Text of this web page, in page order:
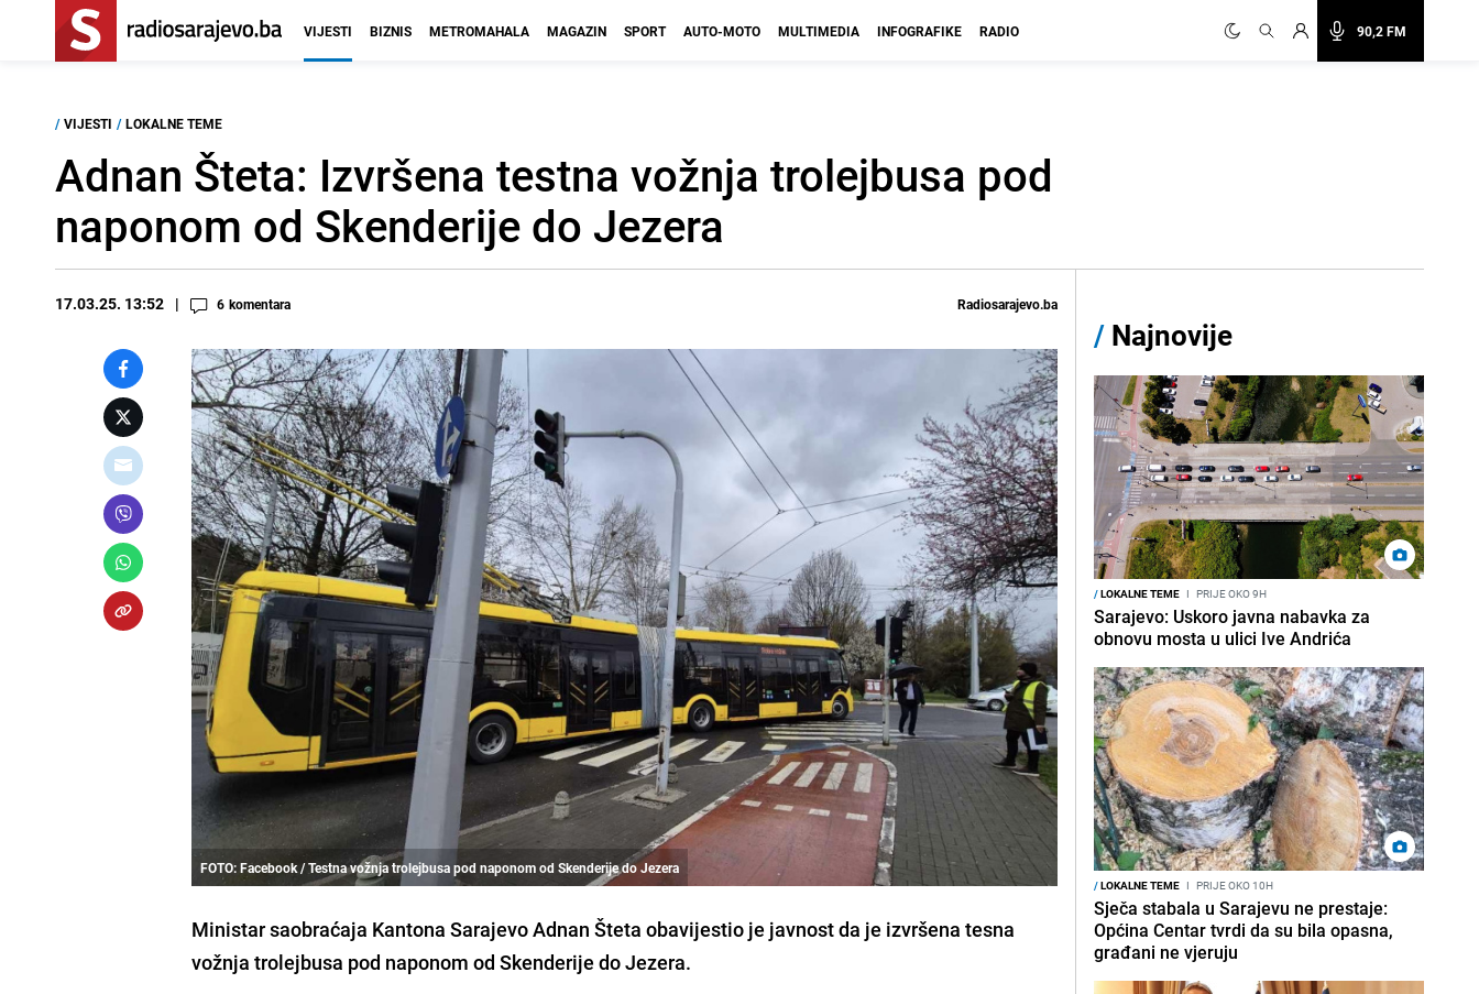
90,2 FM
VIJESTI BIZNIS METROMAHALA MAGAZIN SPORT AUTO-MOTO MULTIMEDIA INFOGRAFIKE RADIO
/ VIJESTI / LOKALNE TEME
Adnan Šteta: Izvršena testna vožnja trolejbusa pod
naponom od Skenderije do Jezera
17.03.25. 13:52 6 komentara Radiosarajevo.ba
FOTO: Facebook / Testna vožnja trolejbusa pod naponom od Skenderije do Jezera
Ministar saobraćaja Kantona Sarajevo Adnan Šteta obavijestio je javnost da je izvršena tesna
vožnja trolejbusa pod naponom od Skenderije do Jezera.
/ Najnovije
/LOKALNE TEME I PRIJE OKO 9H
Sarajevo: Uskoro javna nabavka za
obnovu mosta u ulici Ive Andrića
/LOKALNE TEME I PRIJE OKO 10H
Sječa stabala u Sarajevu ne prestaje:
Općina Centar tvrdi da su bila opasna,
građani ne vjeruju